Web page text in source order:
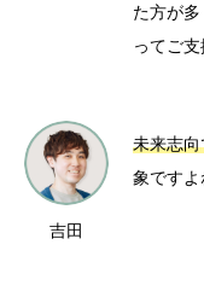
た方が
ってご
吉田
未来志
象ですよ